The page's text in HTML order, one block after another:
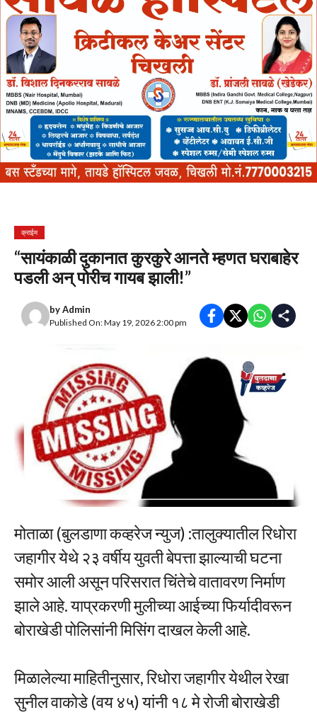
क्राईम
“सायंकाळी दुकानात कुरकुरे आनते म्हणत घराबाहेर
पडली अन्‌ पोरीच गायब झाली!”
byAdmin
Published On: May 19, 2026 2:00 pm
मोताळा (बुलडाणा कव्हरेज न्युज) :तालुक्यातील रिधोरा
जहागीर येथे २३ वर्षीय युवती बेपत्ता झाल्याची घटना
समोर आली असून परिसरात चिंतेचे वातावरण निर्माण
झाले आहे. याप्रकरणी मुलीच्या आईच्या फिर्यादीवरून
बोराखेडी पोलिसांनी मिसिंग दाखल केली आहे.
मिळालेल्या माहितीनुसार, रिधोरा जहागीर येथील रेखा
सुनील वाकोडे (वय ४५) यांनी १८ मे रोजी बोराखेडी